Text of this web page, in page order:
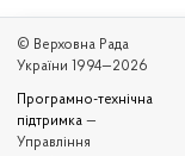
© Верховна Рада
України 1994—2026
Програмно-технічна
підтримка —
Управління